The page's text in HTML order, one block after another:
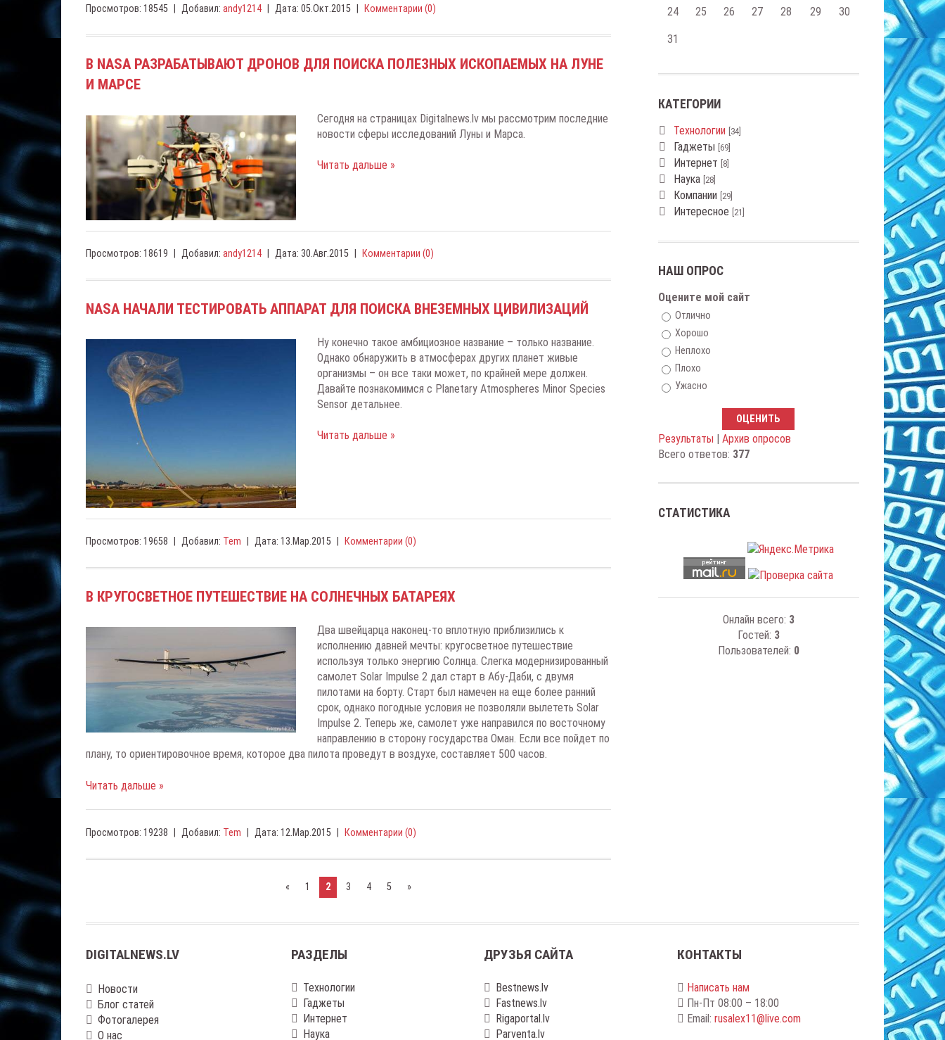
Просмотров: 18545 Добавил: andy1214 Дата: 05.Окт.2015 Комментарии (0)
В NASA РАЗРАБАТЫВАЮТ ДРОНОВ ДЛЯ ПОИСКА ПОЛЕЗНЫХ ИСКОПАЕМЫХ НА ЛУНЕ
И МАРСЕ
Сегодня на страницах Digitalnews.lv мы рассмотрим последние
новости сферы исследований Луны и Марса.
Читать дальше »
Просмотров: 18619 Добавил: andy1214 Дата: 30.Авг.2015 Комментарии (0)
NASA НАЧАЛИ ТЕСТИРОВАТЬ АППАРАТ ДЛЯ ПОИСКА ВНЕЗЕМНЫХ ЦИВИЛИЗАЦИЙ
Ну конечно такое амбициозное название – только название.
Однако обнаружить в атмосферах других планет живые
организмы – он все таки может, по крайней мере должен.
Давайте познакомимся с Planetary Atmospheres Minor Species
Sensor детальнее.
Читать дальше »
Просмотров: 19658 Добавил: Tem Дата: 13.Мар.2015 Комментарии (0)
В КРУГОСВЕТНОЕ ПУТЕШЕСТВИЕ НА СОЛНЕЧНЫХ БАТАРЕЯХ
Два швейцарца наконец-то вплотную приблизились к
исполнению давней мечты: кругосветное путешествие
используя только энергию Солнца. Слегка модернизированный
самолет Solar Impulse 2 дал старт в Абу-Даби, с двумя
пилотами на борту. Старт был намечен на еще более ранний
срок, однако погодные условия не позволяли вылететь Solar
Impulse 2. Теперь же, самолет уже направился по восточному
направлению в сторону государства Оман. Если все пойдет по
плану, то ориентировочное время, которое два пилота проведут в воздухе, составляет 500 часов.
Читать дальше »
Просмотров: 19238 Добавил: Tem Дата: 12.Мар.2015 Комментарии (0)
« 1 2 3 4 5 »
24 25 26 27 28 29 30
31
КАТЕГОРИИ
Технологии [34]
Гаджеты [69]
Интернет [8]
Наука [28]
Компании [29]
Интересное [21]
НАШ ОПРОС
Оцените мой сайт
Отлично
Хорошо
Неплохо
Плохо
Ужасно
Результаты | Архив опросов
Всего ответов: 377
СТАТИСТИКА
Онлайн всего: 3
Гостей: 3
Пользователей: 0
DIGITALNEWS.LV
Новости
Блог статей
Фотогалерея
О нас
РАЗДЕЛЫ
Технологии
Гаджеты
Интернет
Наука
ДРУЗЬЯ САЙТА
Bestnews.lv
Fastnews.lv
Rigaportal.lv
Parventa.lv
КОНТАКТЫ
Написать нам
Пн-Пт 08:00 – 18:00
Email:rusalex11@live.com